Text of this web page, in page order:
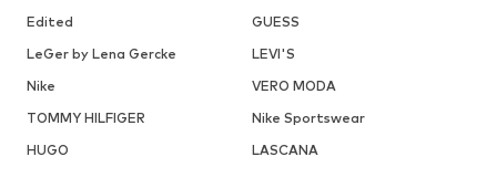
Edited
GUESS
LeGer by Lena Gercke
LEVI'S
Nike
VERO MODA
TOMMY HILFIGER
Nike Sportswear
HUGO
LASCANA